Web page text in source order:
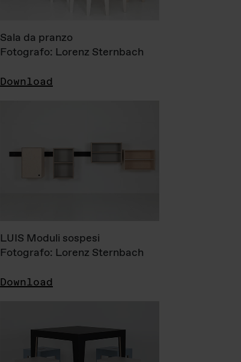
Sala da pranzo
Fotografo: Lorenz Sternbach
Download
LUIS Moduli sospesi
Fotografo: Lorenz Sternbach
Download